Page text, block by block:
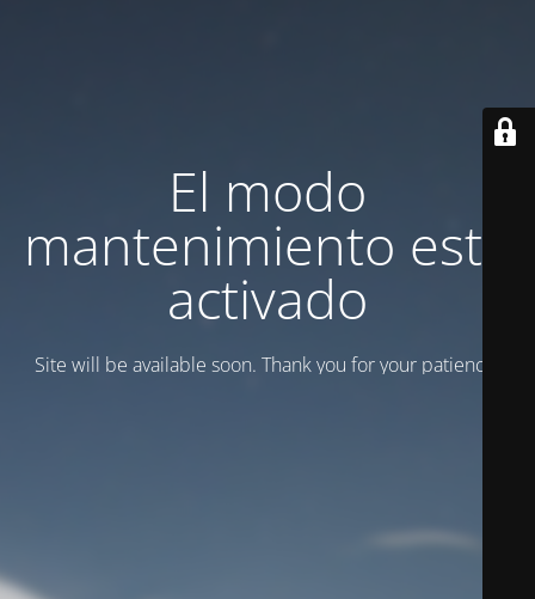
El modo
mantenimiento está
activado
Site will be available soon. Thank you for your patience!